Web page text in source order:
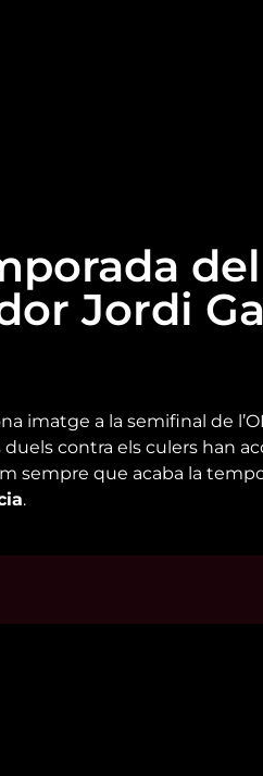
Jordi
imatge a la semifinal de
duels contra els culers han
sempre que acaba la
.